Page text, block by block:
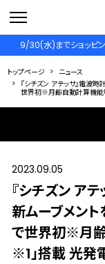
9/30(水)までショッピ
トップページ
ニュース
『シチズン アテッサ』電波
世界初※月齢自動計算機能
2023.09.05
『シチズン ア
新ムーブメン
で世界初※月
※1」搭載 光発